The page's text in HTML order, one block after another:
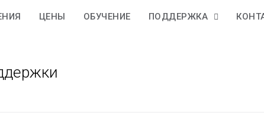
ЦЕНЫ ОБУЧЕНИЕ ПОДДЕРЖКА